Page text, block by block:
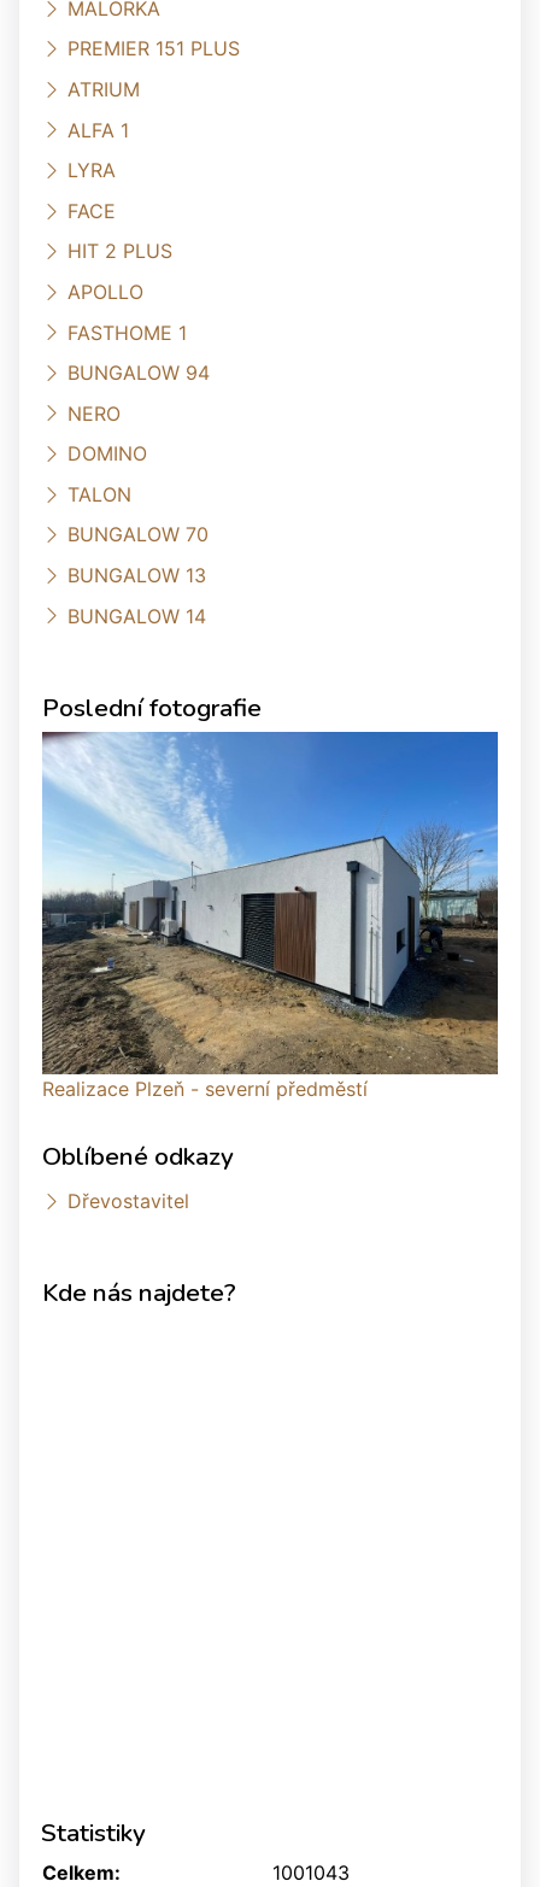
MALORKA
PREMIER 151 PLUS
ATRIUM
ALFA 1
LYRA
FACE
HIT 2 PLUS
APOLLO
FASTHOME 1
BUNGALOW 94
NERO
DOMINO
TALON
BUNGALOW 70
BUNGALOW 13
BUNGALOW 14
Poslední fotografie
Realizace Plzeň - severní předměstí
Oblíbené odkazy
Dřevostavitel
Kde nás najdete?
Statistiky
Celkem:
1001043